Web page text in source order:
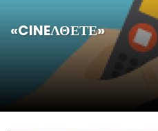
«CINEΛΘΕΤΕ»